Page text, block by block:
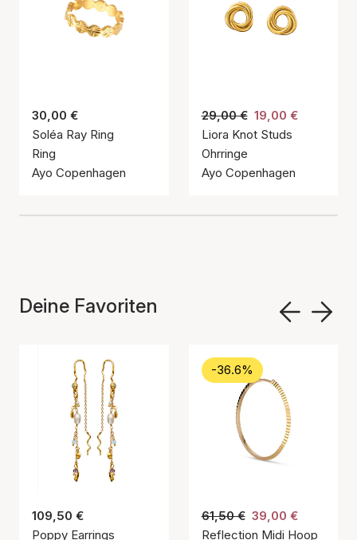
30,00 €
Soléa Ray Ring
Ring
Ayo Copenhagen
29,00 € 19,00 €
Liora Knot Studs
Ohrringe
Ayo Copenhagen
Deine Favoriten
109,50 €
Poppy Earrings
-36.6%
61,50 € 39,00 €
Reflection Midi Hoop